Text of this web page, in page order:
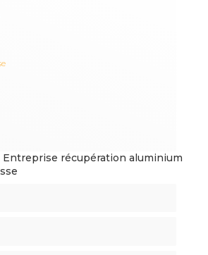
Entreprise récupération aluminium